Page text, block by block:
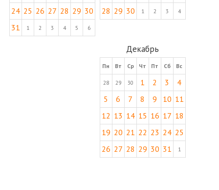
24 25 26 27 28 29 30
31
1 2 3 4 5 6
28 29 30 1 2 3 4
Декабрь
Пн Вт Ср Чт Пт Сб Вс
28 29 30 1 2 3
4
5
6 7 8 9 10 11
12 13 14 15 16 17 18
19 20 21 22 23 24 25
26 27 28 29 30 31 1